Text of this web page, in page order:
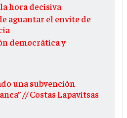
hora decisiva
aguantar el envite de
democrática y
una subvención
// Costas Lapavitsas